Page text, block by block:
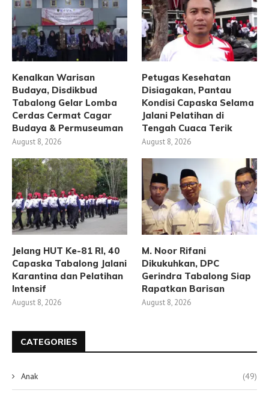
Kenalkan Warisan
Budaya, Disdikbud
Tabalong Gelar Lomba
Cerdas Cermat Cagar
Budaya & Permuseuman
August 8, 2026
Petugas Kesehatan
Disiagakan, Pantau
Kondisi Capaska Selama
Jalani Pelatihan di
Tengah Cuaca Terik
August 8, 2026
Jelang HUT Ke-81 RI, 40
Capaska Tabalong Jalani
Karantina dan Pelatihan
Intensif
August 8, 2026
M. Noor Rifani
Dikukuhkan, DPC
Gerindra Tabalong Siap
Rapatkan Barisan
August 8, 2026
CATEGORIES
Anak (49)